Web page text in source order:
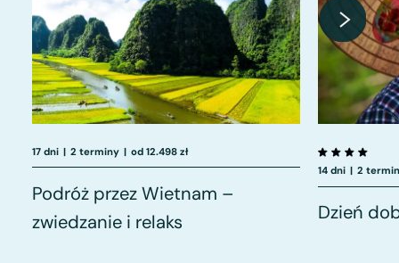
17 dni | 2 terminy | od 12.498 zł
Podróż przez Wietnam –
zwiedzanie i relaks
14 dni | 2
Dzień